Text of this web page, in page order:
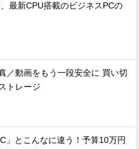
最新CPU搭載のビジネスPCの
／動画をもう一段安全に 買い切
トレージ
」とこんなに違う！予算10万円